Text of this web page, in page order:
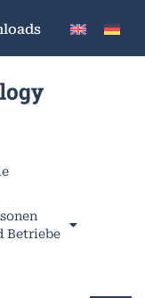
Betriebe